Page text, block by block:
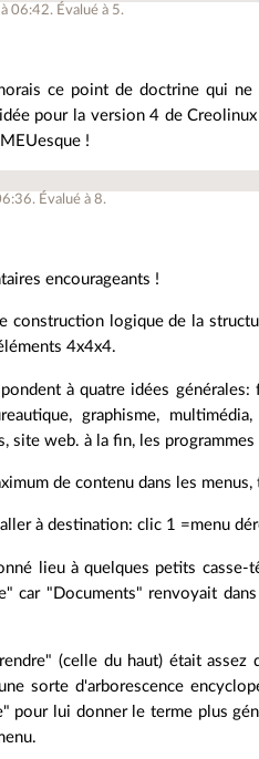
06:42. Évalué à 5.
ce point de doctrine qui
pour la version 4 de
!
. Évalué à8.
encourageants !
construction logique de la
4x4x4.
à quatre idées générales:
graphisme,
site web. à la fin, les
de contenu dans les
à destination: clic 1 =menu
lieu à quelques petits
car "Documents" renvoyait
(celle du haut) était
sorte d'arborescence
lui donner le terme plus